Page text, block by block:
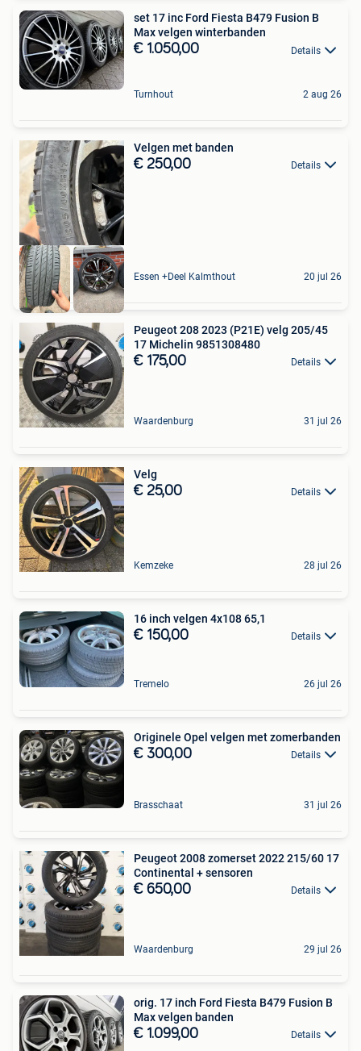
set 17 inc Ford Fiesta B479 Fusion B
Max velgen winterbanden
€ 1.050,00 Details
Turnhout 2 aug 26
Velgen met banden
€ 250,00 Details
Essen +Deel Kalmthout 20 jul 26
Peugeot 208 2023 (P21E) velg 205/45
17 Michelin 9851308480
€ 175,00 Details
Waardenburg 31 jul 26
Velg
€ 25,00 Details
Kemzeke 28 jul 26
16 inch velgen 4x108 65,1
€ 150,00 Details
Tremelo 26 jul 26
Originele Opel velgen met zomerbanden
€ 300,00 Details
Brasschaat 31 jul 26
Peugeot 2008 zomerset 2022 215/60 17
Continental + sensoren
€ 650,00 Details
Waardenburg 29 jul 26
orig. 17 inch Ford Fiesta B479 Fusion B
Max velgen banden
€ 1.099,00 Details